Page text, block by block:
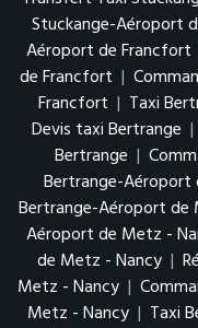
Stuckange-Aéroport
Aéroport de Francfort
de Francfort |
Francfort | Taxi
Devis taxi Bertrange |
Bertrange |
Bertrange-
Bertrange-Aéroport de
Aéroport de Metz -
de Metz - Nancy |
Metz - Nancy |
Metz - Nancy | Taxi